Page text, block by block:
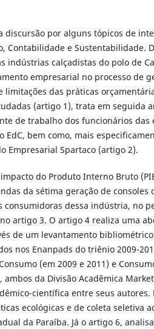
discursão por alguns tópicos de
Contabilidade e Sustentabilidade.
indústrias calçadistas do polo de
empresarial no processo de
limitações das práticas
(artigo 1), trata em seguida
de trabalho dos funcionários das
EdC, bem como, mais
Empresarial Spartaco (artigo 2).
do Produto Interno Bruto
da sétima geração de consoles
consumidoras dessa indústria, no
artigo 3. O artigo 4 realiza uma
de um levantamento
nos Enanpads do triênio 2009-
(em 2009 e 2011) e
ambos da Divisão Acadêmica
científica entre seus autores.
ecológicas e de coleta seletiva
da Paraíba. Já o artigo 6,